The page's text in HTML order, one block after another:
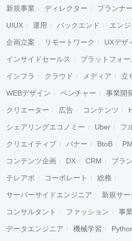
新規事業 ディレクター プランナー
UIUX 運用 バックエンド エン
企画立案 リモートワーク UXデザ
インサイドセールス プラットフォー
インフラ クラウド メディア 立
WEBデザイン ベンチャー 事業開
クリエーター 広告 コンテンツ
シェアリングエコノミー Uber フ
クリエイティブ バナー BtoB
コンテンツ企画 DX CRM ブラ
テレアポ コーポレート 総務
サーバーサイドエンジニア 新規サー
コンサルタント ファッション 事
データエンジニア 機械学習